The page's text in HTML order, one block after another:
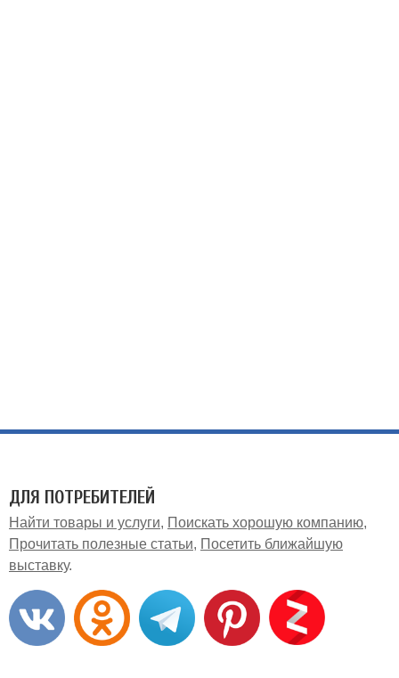
ДЛЯ ПОТРЕБИТЕЛЕЙ
Найти товары и услуги
Поискать хорошую компанию
Прочитать полезные статьи
Посетить ближайшую
выставку